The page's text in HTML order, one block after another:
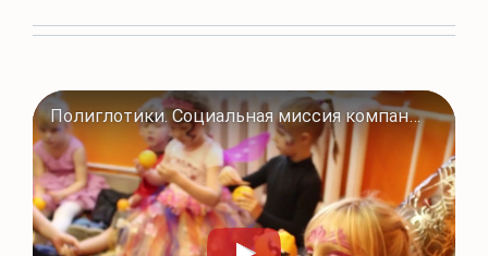
Полиглотики. Социальная миссия компании